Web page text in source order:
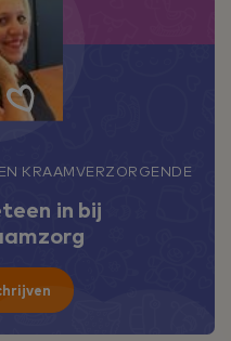
KRAAMVERZORGENDE
in bij